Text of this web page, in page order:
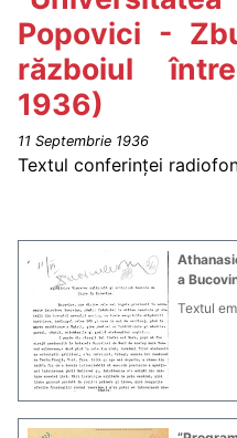
Popovici -
războiul
1936)
11 Septembrie 1936
Textul conferinței
a
Textul